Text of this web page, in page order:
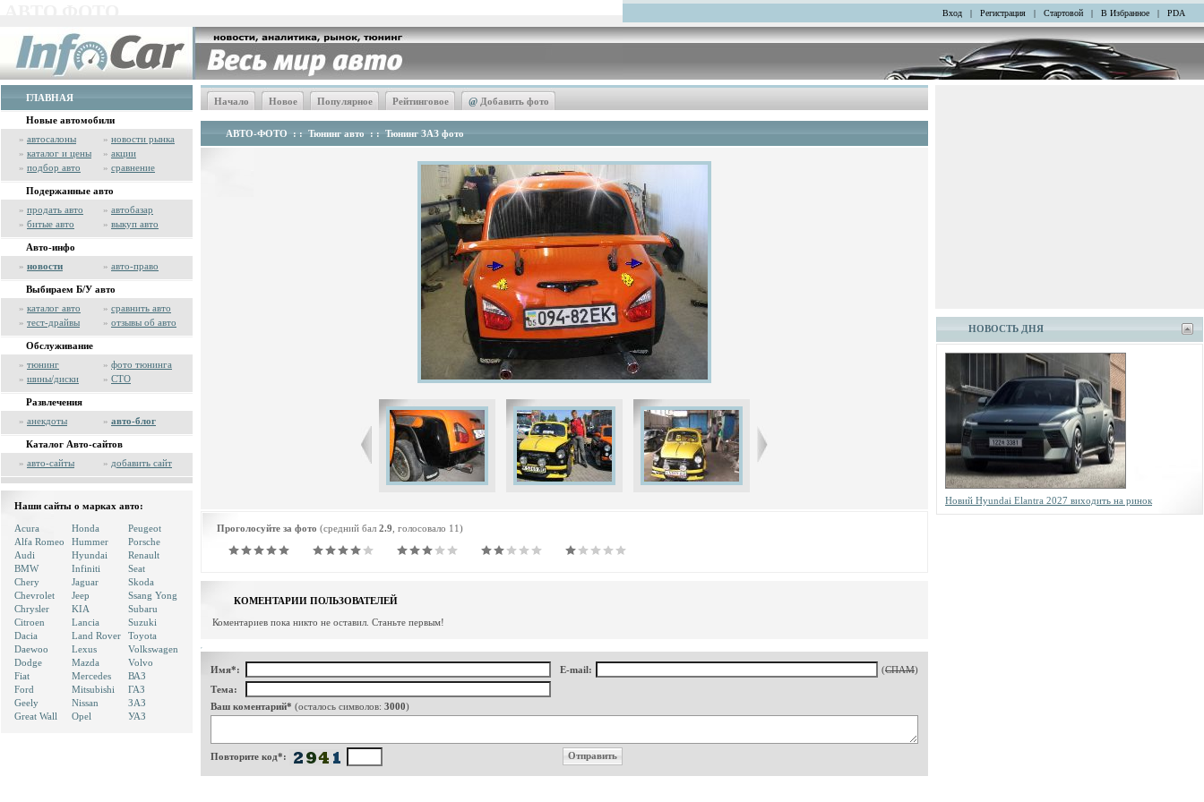
Вход | Регистрация | Стартовой | В Избранное | PDA
ГЛАВНАЯ
Новые автомобили
» автосалоны » новости рынка
» каталог и цены » акции
» подбор авто » сравнение
Подержанные авто
» продать авто » автобазар
» битые авто » выкуп авто
Авто-инфо
» новости » авто-право
Выбираем Б/У авто
» каталог авто » сравнить авто
» тест-драйвы » отзывы об авто
Обслуживание
» тюнинг » фото тюнинга
» шины/диски » СТО
Развлечения
» анекдоты » авто-блог
Каталог Авто-сайтов
» авто-сайты » добавить сайт
Наши сайты о марках авто:
Acura
Alfa Romeo
Audi
BMW
Chery
Chevrolet
Chrysler
Citroen
Dacia
Daewoo
Dodge
Fiat
Ford
Geely
Great Wall
Honda
Hummer
Hyundai
Infiniti
Jaguar
Jeep
KIA
Lancia
Land Rover
Lexus
Mazda
Mercedes
Mitsubishi
Nissan
Opel
Peugeot
Porsche
Renault
Seat
Skoda
Ssang Yong
Subaru
Suzuki
Toyota
Volkswagen
Volvo
ВАЗ
ГАЗ
ЗАЗ
УАЗ
Начало Новое Популярное Рейтинговое @ Добавить фото
АВТО-ФОТО : : Тюнинг авто : : Тюнинг ЗАЗ фото
Проголосуйте за фото (средний бал 2.9 , голосовало 11)
КОМЕНТАРИИ ПОЛЬЗОВАТЕЛЕЙ
Коментариев пока никто не оставил. Станьте первым!
Имя*: E-mail: (СПАМ)
Тема:
Ваш коментарий* (осталось символов: 3000)
Повторите код*:
НОВОСТЬ ДНЯ
Новий Hyundai Elantra 2027 виходить на ринок